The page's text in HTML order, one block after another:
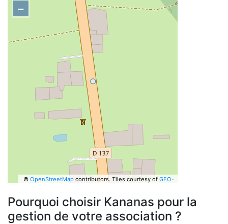
−
© OpenStreetMapcontributors. Tiles courtesy of GEO-
Pourquoi choisir Kananas pour la
gestion de votre association ?